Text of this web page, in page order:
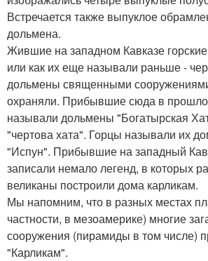
Встречается также выпуклое
дольмена.
Жившие на западном Кавказе
или как их еще называли раньше -
дольмены священными
охраняли. Прибывшие сюда в
называли дольмены "Богатырская
"чертова хата". Горцы называли их
"Испун". Прибывшие на западный
записали немало легенд, в которых
великаны построили дома карликам.
Мы напомним, что в разных местах
частности, в мезоамерике) многие
сооружения (пирамиды в том числе)
"Карликам".